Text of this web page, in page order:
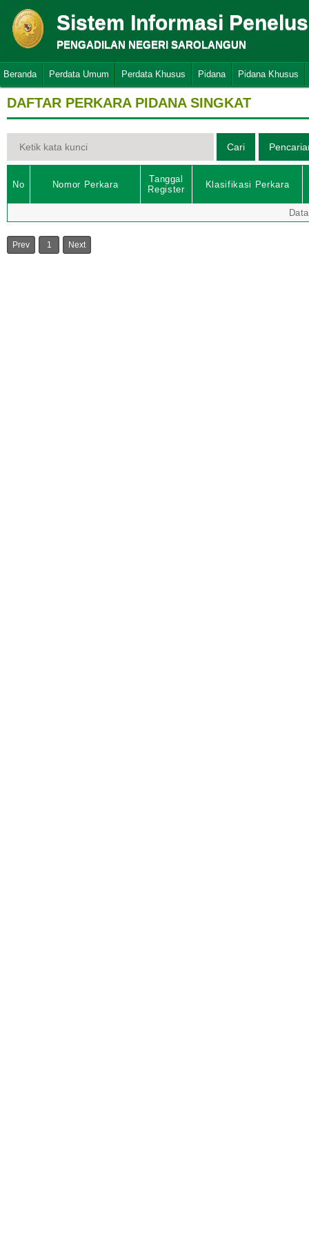
Sistem Informasi
PENGADILAN NEGERI SAROLANGUN
Beranda Perdata Umum Perdata Khusus Pidana Pidana Khusus
DAFTAR PERKARA PIDANA SINGKAT
No Nomor Perkara
Tanggal
Register
Klasifikasi Perkara
Prev 1 Next